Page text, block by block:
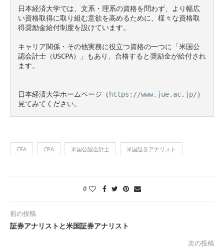
日本経済大学では、文系・理系の資格を問わず、より幅広
い資格取得に取り組む意欲を高めるために、様々な資格取
得奨励金給付制度を設けています。
キャリア関係・その他実務に役立つ資格の一つに「米国公
認会計士（USCPA）」もあり、合格すると奨励金が給付され
ます。
日本経済大学ホームページ（ https://www.jue.ac.jp/）
見てみてください。
CFA CPA 米国公認会計士 米国証券アナリスト
0
前の投稿
証券アナリストと米国証券アナリスト
次の投稿